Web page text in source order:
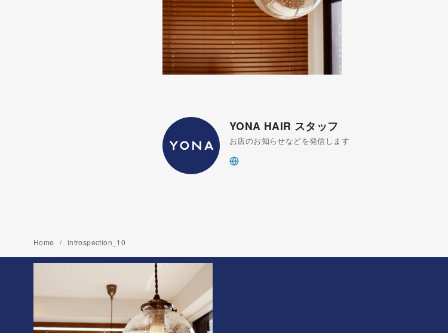
YONA HAIR スタッフ
お店のお知らせなどを発信します
Home introspection_10